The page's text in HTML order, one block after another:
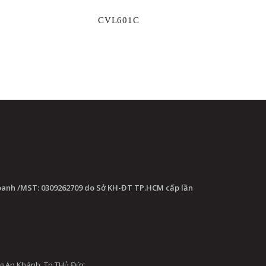
CVL601C
/MST: 0309262709 do Sở KH-ĐT TP.HCM cấp lần